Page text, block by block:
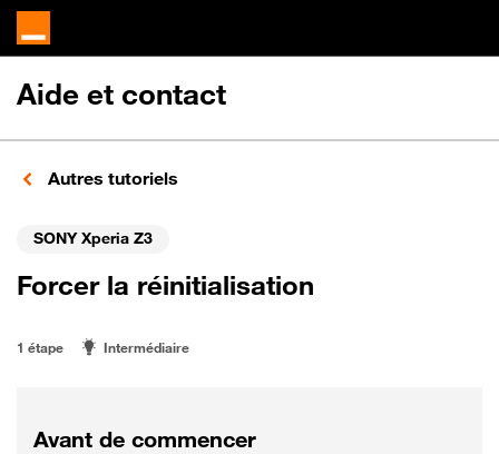
Aide et contact
Autres tutoriels
SONY Xperia Z3
Forcer la réinitialisation
1 étape Intermédiaire
Avant de commencer